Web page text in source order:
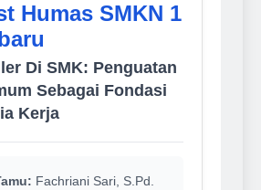
Humas SMKN 1
Di SMK: Penguatan
Sebagai Fondasi
Kerja
Fachriani Sari, S.Pd.